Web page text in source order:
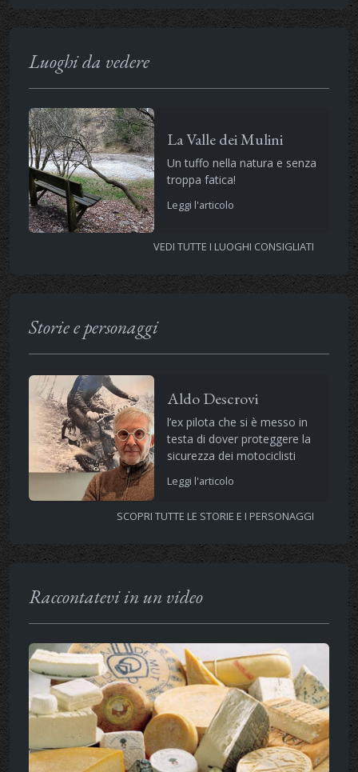
Luoghi da vedere
La Valle dei Mulini
Un tuffo nella natura e senza
troppa fatica!
Leggi l'articolo
VEDI TUTTE I LUOGHI CONSIGLIATI
Storie e personaggi
Aldo Descrovi
l’ex pilota che si è messo in
testa di dover proteggere la
sicurezza dei motociclisti
Leggi l'articolo
SCOPRI TUTTE LE STORIE E I PERSONAGGI
Raccontatevi in un video